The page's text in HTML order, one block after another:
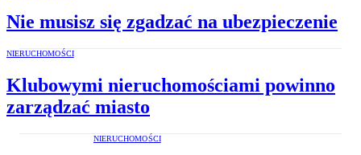
Nie musisz się zgadzać na ubezpieczenie
NIERUCHOMOŚCI
Klubowymi nieruchomościami powinno
zarządzać miasto
NIERUCHOMOŚCI